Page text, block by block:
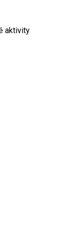
aktivity